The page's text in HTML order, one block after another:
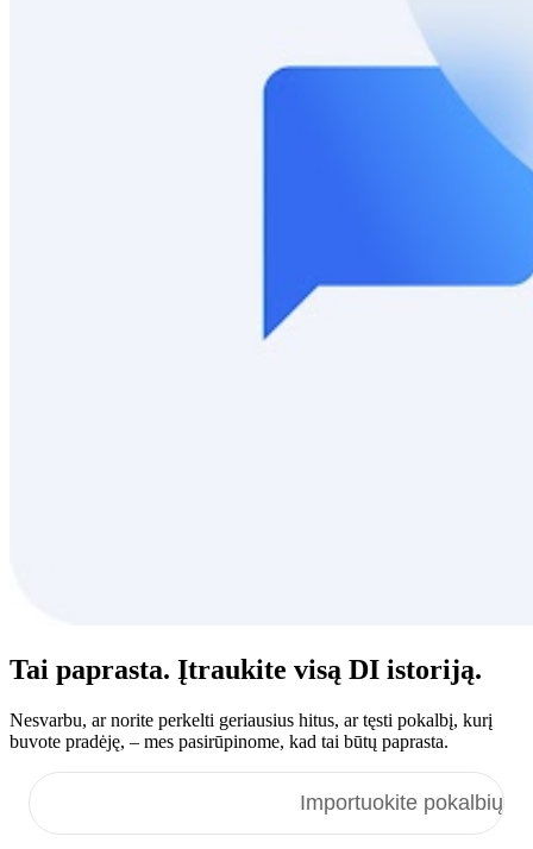
Tai paprasta. Įtraukite visą DI istoriją.
Nesvarbu, ar norite perkelti geriausius hitus, ar tęsti pokalbį, kurį
buvote pradėję, – mes pasirūpinome, kad tai būtų paprasta.
Importuokite pokalbių